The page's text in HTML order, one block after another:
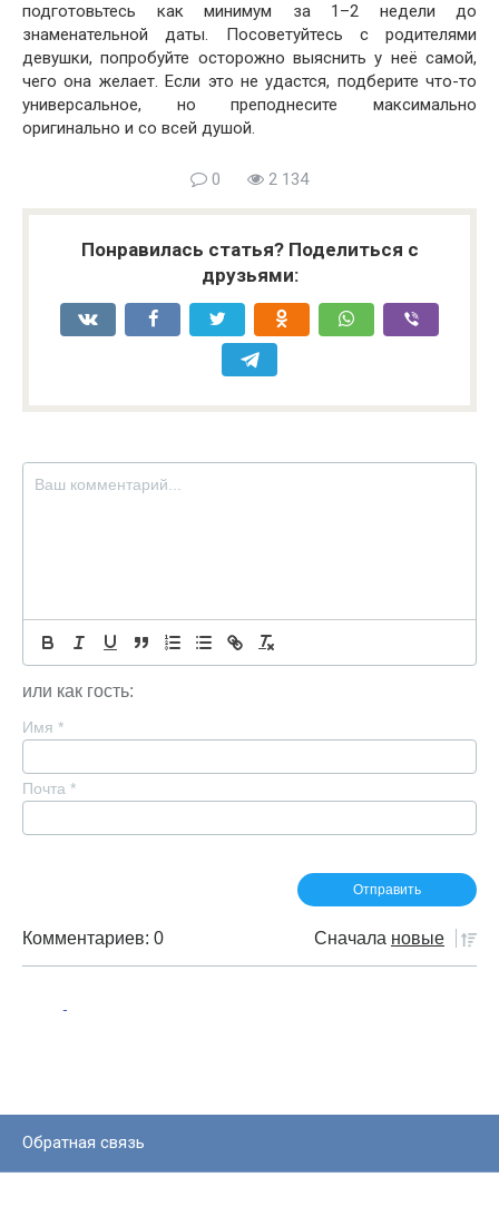
подготовьтесь как минимум за 1–2 недели до
знаменательной даты. Посоветуйтесь с родителями
девушки, попробуйте осторожно выяснить у неё самой,
чего она желает. Если это не удастся, подберите что-то
универсальное, но преподнесите максимально
оригинально и со всей душой.
0 2 134
Понравилась статья? Поделиться с
друзьями:
или как гость:
Имя *
Почта *
Комментариев: 0 Сначала новые
Обратная связь